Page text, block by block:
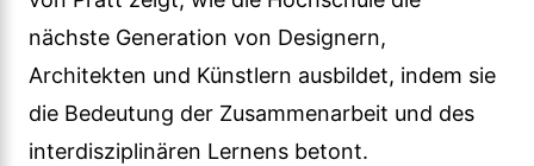
nächste Generation von Designern,
Architekten und Künstlern ausbildet, indem sie
die Bedeutung der Zusammenarbeit und des
interdisziplinären Lernens betont.